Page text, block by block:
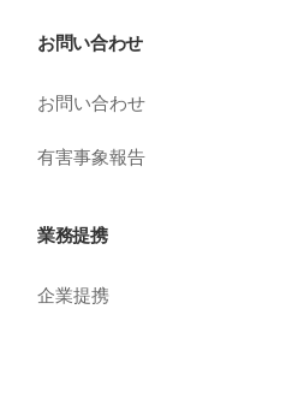
お問い合わせ
お問い合わせ
有害事象報告
業務提携
企業提携